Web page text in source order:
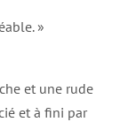
»
et une rude
et à fini par